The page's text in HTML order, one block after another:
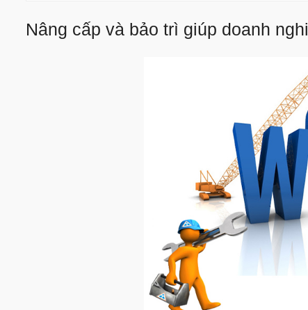
Nâng cấp và bảo trì giúp doanh